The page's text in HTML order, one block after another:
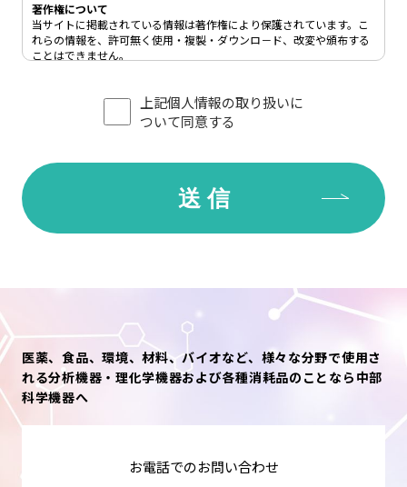
著作権について
当サイトに掲載されている情報は著作権により保護されています。こ
れらの情報を、許可無く使用・複製・ダウンロ－ド、改変や頒布する
ことはできません。
当サイトへのリンクをご希望の方は、問い合わせ窓口までご連絡下さ
当サイト上をご利用されるにあたり、次の行為を禁止します。
●第三者または中部科学機器の財産もしくはプライバシー等を侵害す
る行為、または侵害する恐れのある行為。なお、当サイト上の個人情
●公序良俗に反する行為、またはその恐れのある行為。
●コンピューターウィルス等の有害なプログラムを使用もしくは提供
●法令、条例に違反する行為、または違反する恐れのある行為。
●その他、中部科学機器が随時不適切と判断した行為。
個人情報の利用目的について
中部科学機器では、あらかじめご本人の同意を得た場合、および法令
により例外とされる場合を除き、下記目的の範囲内でのみ個人情報を
●ご依頼事項の対応、または業務上のご連絡
上記個人情報の取り扱いに
ついて同意する
医薬、食品、環境、材料、バイオなど、様々な分野で使用さ
れる分析機器・理化学機器および各種消耗品のことなら中部
科学機器へ
お電話でのお問い合わせ